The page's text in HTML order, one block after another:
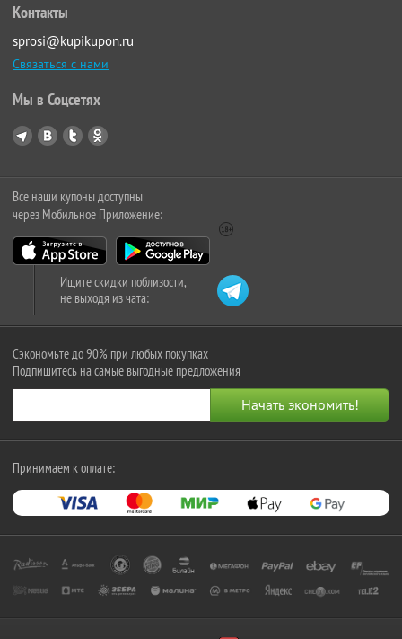
Контакты
sprosi@kupikupon.ru
Связаться с нами
Мы в Соцсетях
Все наши купоны доступны
через Мобильное Приложение:
Ищите скидки поблизости,
не выходя из чата:
Сэкономьте до 90% при любых покупках
Подпишитесь на самые выгодные предложения
Принимаем к оплате: